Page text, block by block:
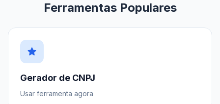
Ferramentas Populares
star
Gerador de CNPJ
Usar ferramenta agora